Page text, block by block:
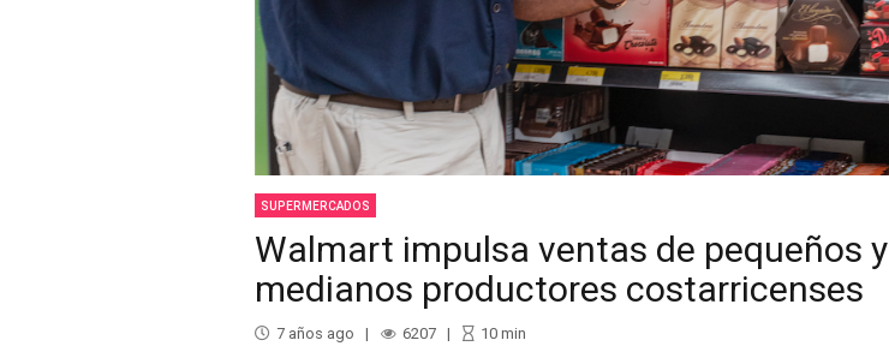
SUPERMERCADOS
Walmart impulsa ventas de pequeños y
medianos productores costarricenses
7 años ago 6207 10min